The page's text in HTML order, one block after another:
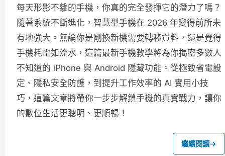
每天形影不離的手機，你真的完全發揮它的潛力了嗎？
隨著系統不斷進化，智慧型手機在 2026 年變得前所未
有地強大。無論你是剛換新機需要轉移資料，還是覺得
手機耗電如流水，這篇最新手機教學將為你揭密多數人
不知道的 iPhone 與 Android 隱藏功能。從極致省電設
定、隱私安全防護，到提升工作效率的 AI 實用小技
巧，這篇文章將帶你一步步解鎖手機的真實戰力，讓你
的數位生活更聰明、更順暢！
繼續閱讀→